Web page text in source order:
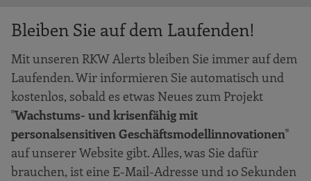
Bleiben Sie auf dem Laufenden!
Mit unseren RKW Alerts bleiben Sie immer auf dem
Laufenden. Wir informieren Sie automatisch und
kostenlos, sobald es etwas Neues zum Projekt
"Wachstums- und krisenfähig mit
personalsensitiven Geschäftsmodellinnovationen"
auf unserer Website gibt. Alles, was Sie dafür
brauchen, ist eine E-Mail-Adresse und 10 Sekunden